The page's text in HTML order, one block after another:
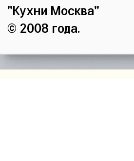
"Кухни Москва"
© 2008 года.